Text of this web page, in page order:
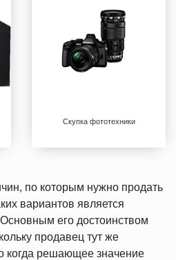
Скупка фототехники
по которым нужно продать
вариантов является
его достоинством
продавец тут же
когда решающее значение